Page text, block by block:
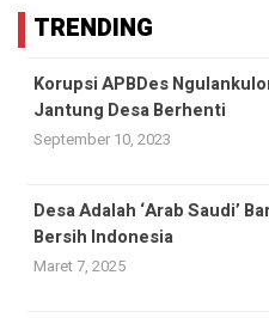
TRENDING
Korupsi APBDes
Jantung Desa Berhenti
September 10, 2023
Desa Adalah ‘Arab Saudi’
Bersih Indonesia
Maret 7, 2025